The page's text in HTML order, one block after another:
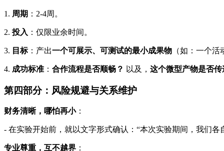
1. 周期 ：2-4周。
2.投入 ：仅限业余时间。
3. 目标：产出一个可展示、可测试的最小成果物 （如：一个
4. 成功标准 ： 合作流程是否顺畅？ 以及， 这个微型产物是否
第四部分：风险规避与关系维护
财务清晰，哪怕再小：
- 在实验开始前，就以文字形式确认：“本次实验期间，我们
专业尊重，互不越界 ：